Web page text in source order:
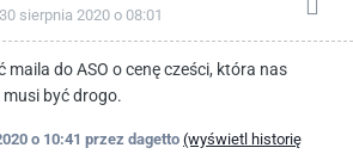
30 sierpnia 2020 o 08:01
do ASO o cenę cześci, która nas
być drogo.
o 10:41 przez dagetto (wyświetl historię